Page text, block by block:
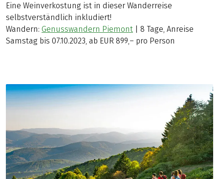
Eine Weinverkostung ist in dieser Wanderreise
selbstverständlich inkludiert!
Wandern: Genusswandern Piemont | 8 Tage, Anreise
Samstag bis 07.10.2023, ab EUR 899,– pro Person